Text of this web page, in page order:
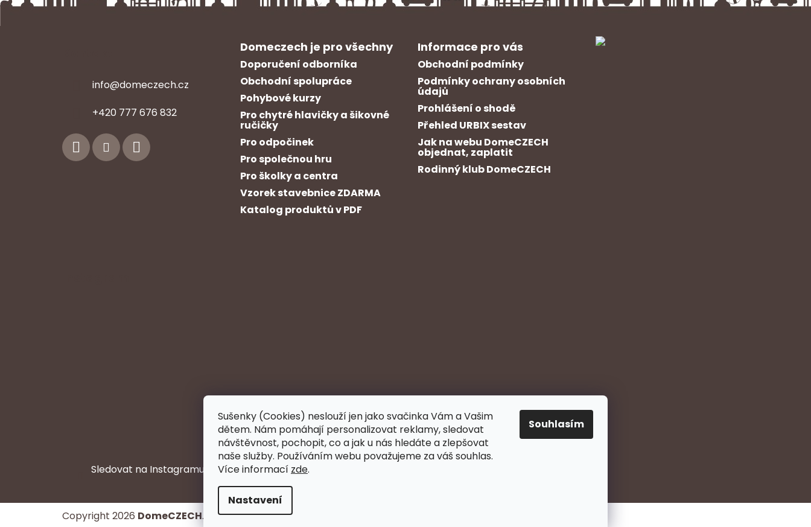
Sušenky (Cookies) neslouží jen jako svačinka Vám a Vašim
dětem. Nám pomáhají personalizovat reklamy, sledovat
návštěvnost, pochopit, co a jak u nás hledáte a zlepšovat
naše služby. Používáním webu považujeme za váš souhlas.
Více informací zde.
Nastavení
Souhlasím
info@domeczech.cz
+420 777 676 832
Domeczech je pro všechny
Doporučení odborníka
Obchodní spolupráce
Pohybové kurzy
Pro chytré hlavičky a šikovné
ručičky
Pro odpočinek
Pro společnou hru
Pro školky a centra
Vzorek stavebnice ZDARMA
Katalog produktů v PDF
Informace pro vás
Obchodní podmínky
Podmínky ochrany osobních
údajů
Prohlášení o shodě
Přehled URBIX sestav
Jak na webu DomeCZECH
objednat, zaplatit
Rodinný klub DomeCZECH
Sledovat na Instagramu
Copyright 2026 DomeCZECH. Všechna práva vyhrazena.